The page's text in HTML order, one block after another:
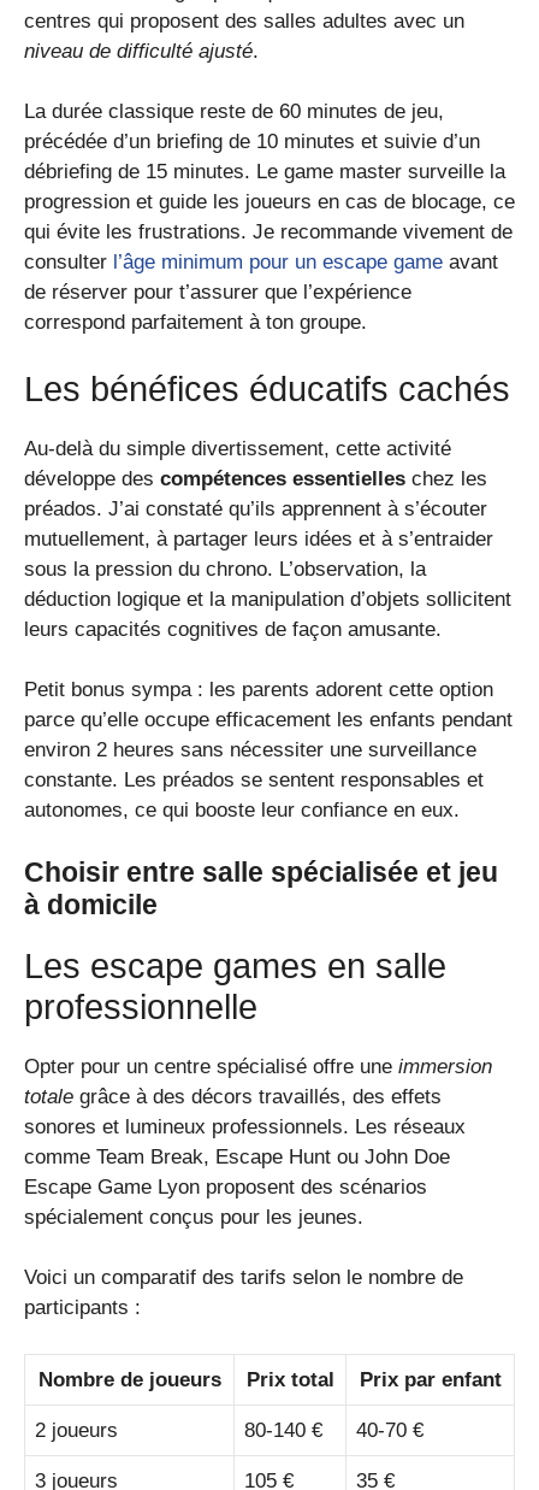
centres qui proposent des salles adultes avec un
niveau de difficulté ajusté.
La durée classique reste de 60 minutes de jeu,
précédée d’un briefing de 10 minutes et suivie d’un
débriefing de 15 minutes. Le game master surveille la
progression et guide les joueurs en cas de blocage, ce
qui évite les frustrations. Je recommande vivement de
consulter l’âge minimum pour un escape game avant
de réserver pour t’assurer que l’expérience
correspond parfaitement à ton groupe.
Les bénéfices éducatifs cachés
Au-delà du simple divertissement, cette activité
développe des compétences essentielles chez les
préados. J’ai constaté qu’ils apprennent à s’écouter
mutuellement, à partager leurs idées et à s’entraider
sous la pression du chrono. L’observation, la
déduction logique et la manipulation d’objets sollicitent
leurs capacités cognitives de façon amusante.
Petit bonus sympa : les parents adorent cette option
parce qu’elle occupe efficacement les enfants pendant
environ 2 heures sans nécessiter une surveillance
constante. Les préados se sentent responsables et
autonomes, ce qui booste leur confiance en eux.
Choisir entre salle spécialisée et jeu
à domicile
Les escape games en salle
professionnelle
Opter pour un centre spécialisé offre une immersion
totale grâce à des décors travaillés, des effets
sonores et lumineux professionnels. Les réseaux
comme Team Break, Escape Hunt ou John Doe
Escape Game Lyon proposent des scénarios
spécialement conçus pour les jeunes.
Voici un comparatif des tarifs selon le nombre de
participants :
Nombre de joueurs Prix total Prix par enfant
2 joueurs 80-140 € 40-70 €
3 joueurs 105 € 35 €